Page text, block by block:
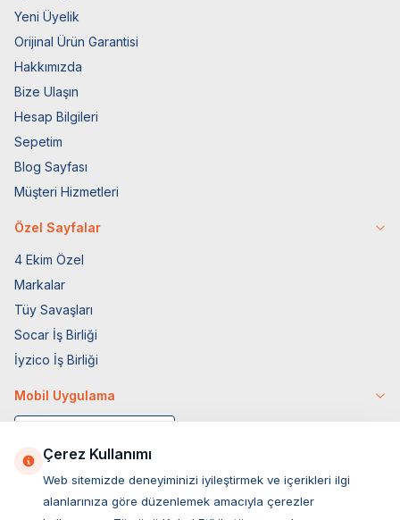
Yeni Üyelik
Orijinal Ürün Garantisi
Hakkımızda
Bize Ulaşın
Hesap Bilgileri
Sepetim
Blog Sayfası
Müşteri Hizmetleri
Özel Sayfalar
4 Ekim Özel
Markalar
Tüy Savaşları
Socar İş Birliği
İyzico İş Birliği
Mobil Uygulama
Çerez Kullanımı
Web sitemizde deneyiminizi iyileştirmek ve içerikleri ilgi
alanlarınıza göre düzenlemek amacıyla çerezler